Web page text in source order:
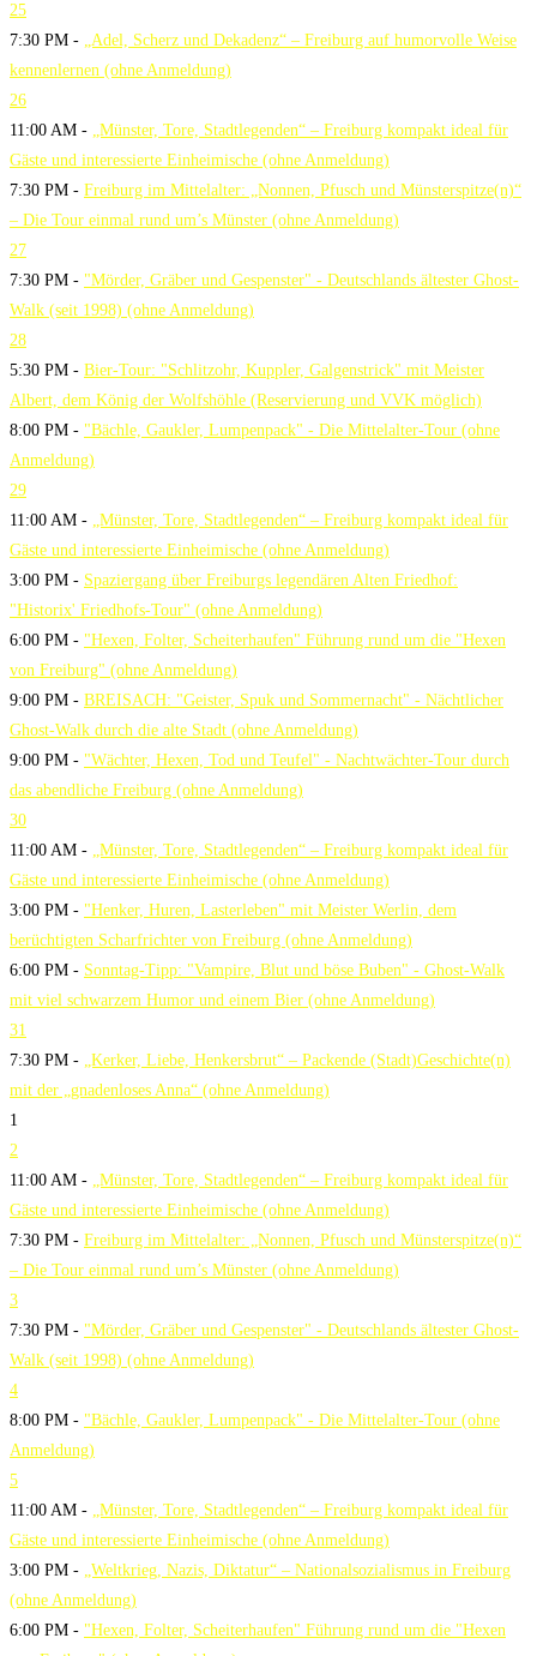
25
7:30 PM - „Adel, Scherz und Dekadenz“ – Freiburg auf humorvolle Weise
kennenlernen (ohne Anmeldung)
26
11:00 AM - „Münster, Tore, Stadtlegenden“ – Freiburg kompakt ideal für
Gäste und interessierte Einheimische (ohne Anmeldung)
7:30 PM - Freiburg im Mittelalter: „Nonnen, Pfusch und Münsterspitze(n)“
– Die Tour einmal rund um’s Münster (ohne Anmeldung)
27
7:30 PM - "Mörder, Gräber und Gespenster" - Deutschlands ältester Ghost-
Walk (seit 1998) (ohne Anmeldung)
28
5:30 PM - Bier-Tour: "Schlitzohr, Kuppler, Galgenstrick" mit Meister
Albert, dem König der Wolfshöhle (Reservierung und VVK möglich)
8:00 PM - "Bächle, Gaukler, Lumpenpack" - Die Mittelalter-Tour (ohne
Anmeldung)
29
11:00 AM - „Münster, Tore, Stadtlegenden“ – Freiburg kompakt ideal für
Gäste und interessierte Einheimische (ohne Anmeldung)
3:00 PM - Spaziergang über Freiburgs legendären Alten Friedhof:
"Historix' Friedhofs-Tour" (ohne Anmeldung)
6:00 PM - "Hexen, Folter, Scheiterhaufen" Führung rund um die "Hexen
von Freiburg" (ohne Anmeldung)
9:00 PM - BREISACH: "Geister, Spuk und Sommernacht" - Nächtlicher
Ghost-Walk durch die alte Stadt (ohne Anmeldung)
9:00 PM - "Wächter, Hexen, Tod und Teufel" - Nachtwächter-Tour durch
das abendliche Freiburg (ohne Anmeldung)
30
11:00 AM - „Münster, Tore, Stadtlegenden“ – Freiburg kompakt ideal für
Gäste und interessierte Einheimische (ohne Anmeldung)
3:00 PM - "Henker, Huren, Lasterleben" mit Meister Werlin, dem
berüchtigten Scharfrichter von Freiburg (ohne Anmeldung)
6:00 PM - Sonntag-Tipp: "Vampire, Blut und böse Buben" - Ghost-Walk
mit viel schwarzem Humor und einem Bier (ohne Anmeldung)
31
7:30 PM - „Kerker, Liebe, Henkersbrut“ – Packende (Stadt)Geschichte(n)
mit der „gnadenloses Anna“ (ohne Anmeldung)
1
2
11:00 AM - „Münster, Tore, Stadtlegenden“ – Freiburg kompakt ideal für
Gäste und interessierte Einheimische (ohne Anmeldung)
7:30 PM - Freiburg im Mittelalter: „Nonnen, Pfusch und Münsterspitze(n)“
– Die Tour einmal rund um’s Münster (ohne Anmeldung)
3
7:30 PM - "Mörder, Gräber und Gespenster" - Deutschlands ältester Ghost-
Walk (seit 1998) (ohne Anmeldung)
4
8:00 PM - "Bächle, Gaukler, Lumpenpack" - Die Mittelalter-Tour (ohne
Anmeldung)
5
11:00 AM - „Münster, Tore, Stadtlegenden“ – Freiburg kompakt ideal für
Gäste und interessierte Einheimische (ohne Anmeldung)
3:00 PM - „Weltkrieg, Nazis, Diktatur“ – Nationalsozialismus in Freiburg
(ohne Anmeldung)
6:00 PM - "Hexen, Folter, Scheiterhaufen" Führung rund um die "Hexen